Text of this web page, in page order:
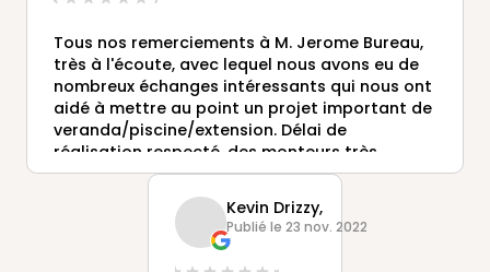
Tous nos remerciements à M. Jerome Bureau,
très à l'écoute, avec lequel nous avons eu de
nombreux échanges intéressants qui nous ont
aidé à mettre au point un projet important de
veranda/piscine/extension. Délai de
réalisation respecté, des monteurs très
professionnels et une grande qualité de
finition nous ont réellement satisfait.
Kevin Drizzy,
Publié le 23 nov. 2022